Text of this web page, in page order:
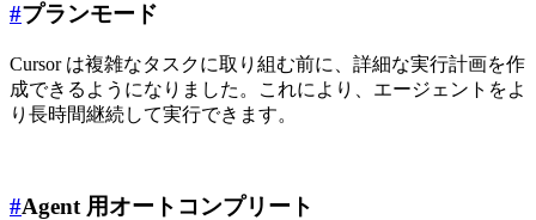
#プランモード
Cursor は複雑なタスクに取り組む前に、詳細な実行計画を作
成できるようになりました。これにより、エージェントをよ
り長時間継続して実行できます。
#Agent 用オートコンプリート